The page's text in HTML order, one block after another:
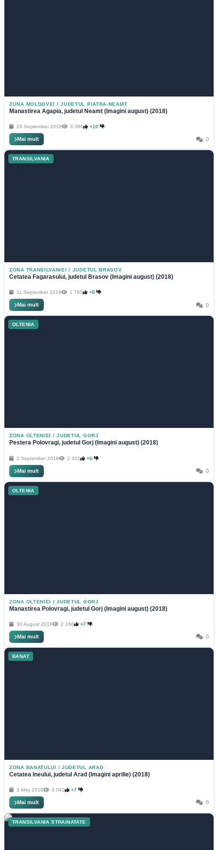
ZONA MOLDOVEI /JUDETUL PIATRA-NEAMT
Manastirea Agapia, judetul Neamt (Imagini august) (2018)
20 September 2018 3 396 +10
Mai mult 0
TRANSILVANIA
ZONA TRANSILVANIEI / JUDETUL BRASOV
Cetatea Fagarasului, judetul Brasov (Imagini august) (2018)
11 September 2018 1 785 +8
Mai mult 0
OLTENIA
ZONA OLTENIEI /JUDETUL GORJ
Pestera Polovragi, judetul Gorj (Imagini august) (2018)
2 September 2018 2 302 +6
Mai mult 0
OLTENIA
ZONA OLTENIEI /JUDETUL GORJ
Manastirea Polovragi, judetul Gorj (Imagini august) (2018)
30 August 2018 2 166 +7
Mai mult 0
BANAT
ZONA BANATULUI / JUDETUL ARAD
Cetatea Ineului, judetul Arad (Imagini aprilie) (2018)
3 May 2018 3 041 +7
Mai mult 0
TRANSILVANIA STRAINATATE